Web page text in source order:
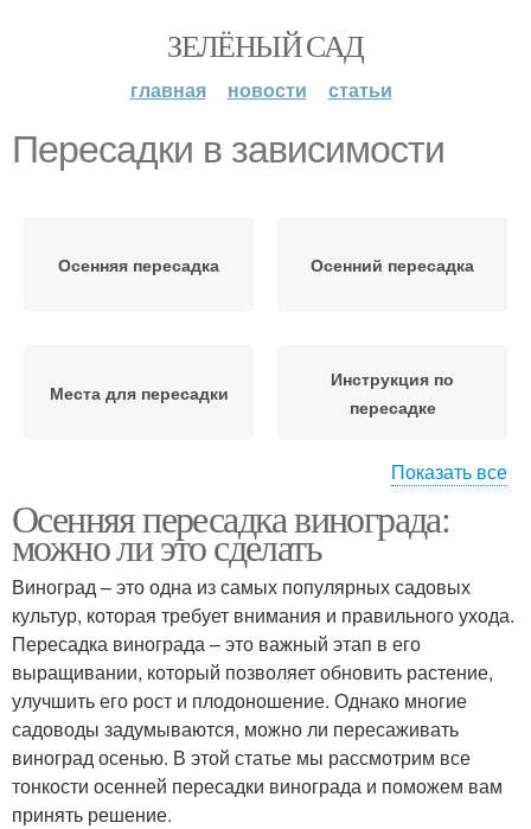
ЗЕЛЁНЫЙ САД
главная новости статьи
Пересадки в зависимости
Осенняя пересадка Осенний пересадка
Места для пересадки
Инструкция по
пересадке
Место для пересадки Срок для пересадки
Ошибки при пересадке Время для пересадки
Куст к осенней
пересадке
Куст перед пересадкой
Показать все
Осенняя пересадка винограда:
можно ли это сделать
Виноград – это одна из самых популярных садовых
культур, которая требует внимания и правильного ухода.
Пересадка винограда – это важный этап в его
выращивании, который позволяет обновить растение,
улучшить его рост и плодоношение. Однако многие
садоводы задумываются, можно ли пересаживать
виноград осенью. В этой статье мы рассмотрим все
тонкости осенней пересадки винограда и поможем вам
принять решение.